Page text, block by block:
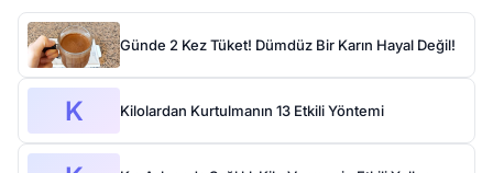
Günde 2 Kez Tüket! Dümdüz Bir Karın Hayal Değil!
K Kilolardan Kurtulmanın 13 Etkili Yöntemi